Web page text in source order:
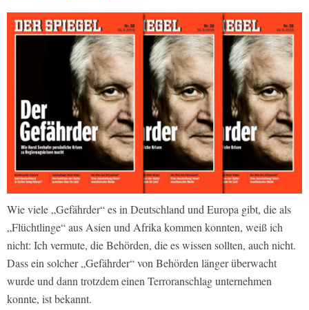
Wie viele „Gefährder“ es in Deutschland und Europa gibt, die als
„Flüchtlinge“ aus Asien und Afrika kommen konnten, weiß ich
nicht: Ich vermute, die Behörden, die es wissen sollten, auch nicht.
Dass ein solcher „Gefährder“ von Behörden länger überwacht
wurde und dann trotzdem einen Terroranschlag unternehmen
konnte, ist bekannt.